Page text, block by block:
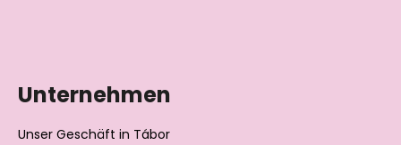
Unternehmen
Unser Geschäft in Tábor